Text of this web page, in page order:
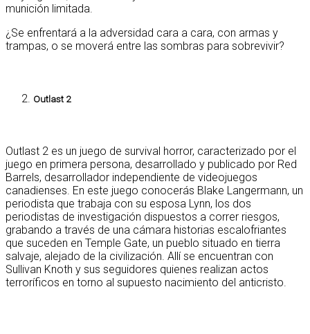
munición limitada.
¿Se enfrentará a la adversidad cara a cara, con armas y
trampas, o se moverá entre las sombras para sobrevivir?
Outlast 2
Outlast 2 es un juego de survival horror, caracterizado por el
juego en primera persona, desarrollado y publicado por Red
Barrels, desarrollador independiente de videojuegos
canadienses. En este juego conocerás Blake Langermann, un
periodista que trabaja con su esposa Lynn, los dos
periodistas de investigación dispuestos a correr riesgos,
grabando a través de una cámara historias escalofriantes
que suceden en Temple Gate, un pueblo situado en tierra
salvaje, alejado de la civilización. Allí se encuentran con
Sullivan Knoth y sus seguidores quienes realizan actos
terroríficos en torno al supuesto nacimiento del anticristo.